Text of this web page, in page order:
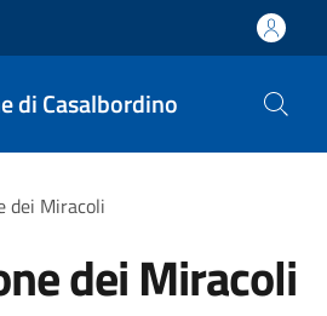
di Casalbordino
dei Miracoli
dei Miracoli